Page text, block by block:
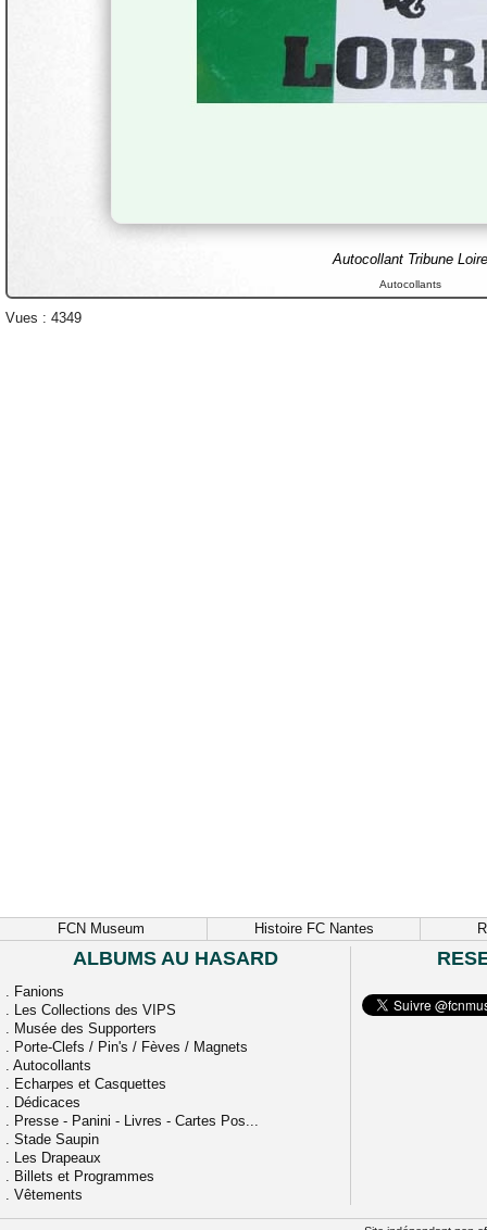
Autocollant Tribune Loire
Autocollants
Vues : 4349
FCN Museum Histoire FC Nantes
ALBUMS AU HASARD
. Fanions
. Les Collections des VIPS
. Musée des Supporters
. Porte-Clefs / Pin's / Fèves / Magnets
. Autocollants
. Echarpes et Casquettes
. Dédicaces
. Presse - Panini - Livres - Cartes Pos...
. Stade Saupin
. Les Drapeaux
. Billets et Programmes
. Vêtements